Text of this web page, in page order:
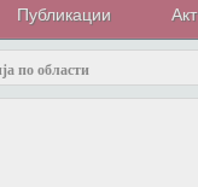
Публикации
по области